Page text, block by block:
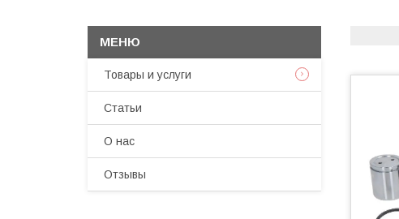
Товары и услуги
Статьи
О нас
Отзывы